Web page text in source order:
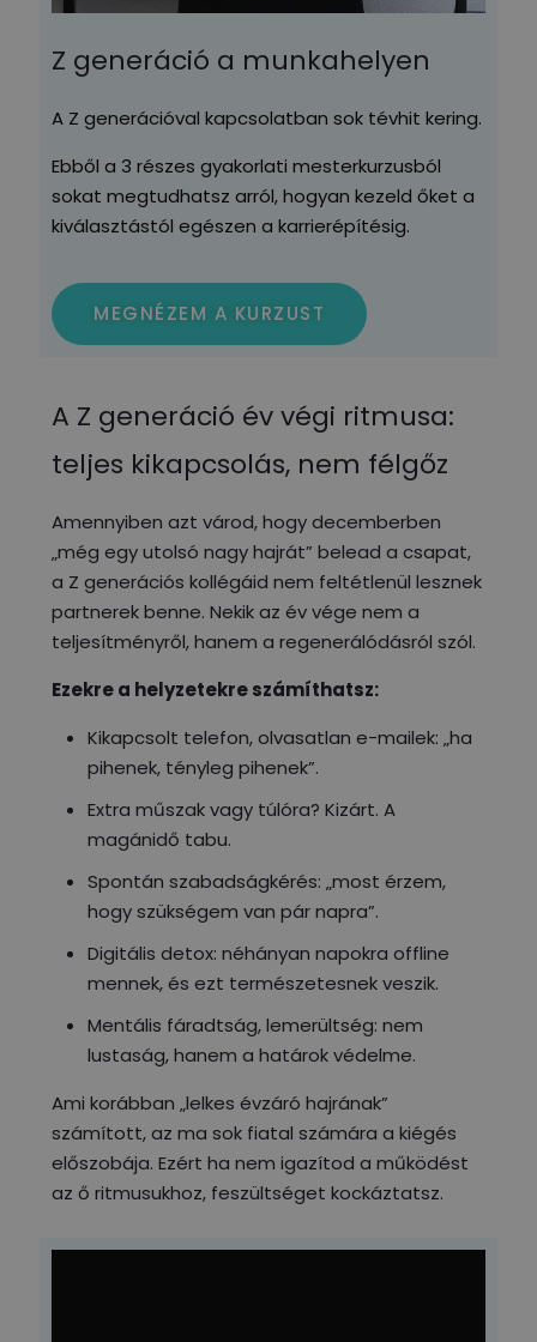
Z generáció a munkahelyen
A Z generációval kapcsolatban sok tévhit kering.
Ebből a 3 részes gyakorlati mesterkurzusból
sokat megtudhatsz arról, hogyan kezeld őket a
kiválasztástól egészen a karrierépítésig.
MEGNÉZEM A KURZUST
A Z generáció év végi ritmusa:
teljes kikapcsolás, nem félgőz
Amennyiben azt várod, hogy decemberben
„még egy utolsó nagy hajrát” belead a csapat,
a Z generációs kollégáid nem feltétlenül lesznek
partnerek benne. Nekik az év vége nem a
teljesítményről, hanem a regenerálódásról szól.
Ezekre a helyzetekre számíthatsz:
Kikapcsolt telefon, olvasatlan e-mailek: „ha
pihenek, tényleg pihenek”.
Extra műszak vagy túlóra? Kizárt. A
magánidő tabu.
Spontán szabadságkérés: „most érzem,
hogy szükségem van pár napra”.
Digitális detox: néhányan napokra offline
mennek, és ezt természetesnek veszik.
Mentális fáradtság, lemerültség: nem
lustaság, hanem a határok védelme.
Ami korábban „lelkes évzáró hajrának”
számított, az ma sok fiatal számára a kiégés
előszobája. Ezért ha nem igazítod a működést
az ő ritmusukhoz, feszültséget kockáztatsz.